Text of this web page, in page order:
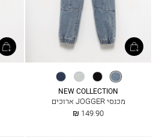
ג׳ינס
בהיר
שחור אייס
בלו
מיד
כחול
NEW COLLECTION
מכנסי JOGGER ארוכים
החל
149.90 ₪